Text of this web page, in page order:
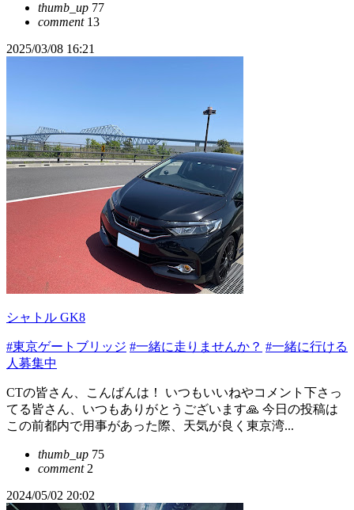
thumb_up 77
comment13
2025/03/08 16:21
シャトル GK8
#東京ゲートブリッジ #一緒に走りませんか？ #一緒に行ける
人募集中
CTの皆さん、こんばんは！ いつもいいねやコメント下さっ
てる皆さん、いつもありがとうございます🙏 今日の投稿は
この前都内で用事があった際、天気が良く東京湾...
thumb_up 75
comment2
2024/05/02 20:02